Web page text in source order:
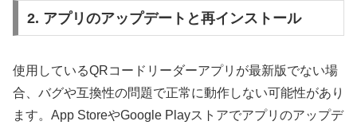
2. アプリのアップデートと再インストール
使用しているQRコードリーダーアプリが最新版でない場
合、バグや互換性の問題で正常に動作しない可能性があり
ます。App StoreやGoogle Playストアでアプリのアップデ